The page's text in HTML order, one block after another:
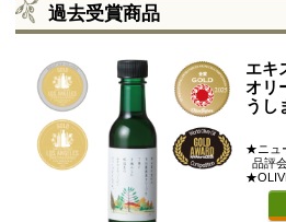
過去受賞商品
エキ
オリ
うし
★ニュ
品評